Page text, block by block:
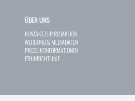
ÜBER UNS
KONTAKT ZUR REDAKTION
WERBUNG & MEDIADATEN
PRODUKTINFORMATIONEN
ETHIKRICHTLINIE